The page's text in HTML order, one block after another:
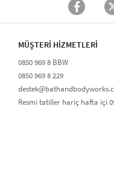
MÜŞTERİ HİZMETLERİ​
0850 969 8 BBW​
0850 969 8 229​​
Resmi tatiller hariç hafta içi